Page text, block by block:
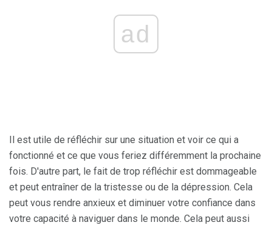
ad
Il est utile de réfléchir sur une situation et voir ce qui a
fonctionné et ce que vous feriez différemment la prochaine
fois. D'autre part, le fait de trop réfléchir est dommageable
et peut entraîner de la tristesse ou de la dépression. Cela
peut vous rendre anxieux et diminuer votre confiance dans
votre capacité à naviguer dans le monde. Cela peut aussi